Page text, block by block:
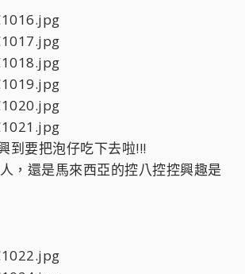
到要把泡仔吃下去啦!!!
，還是馬來西亞的控八控控興趣是